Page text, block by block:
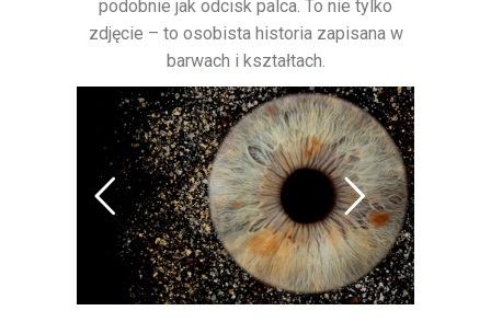
podobnie jak odcisk palca. To nie tylko
zdjęcie – to osobista historia zapisana w
barwach i kształtach.